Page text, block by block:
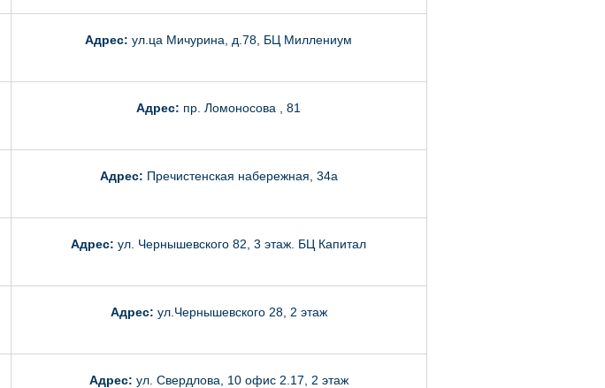
Адрес: ул.ца Мичурина, д.78, БЦ Миллениум
Адрес: пр. Ломоносова , 81
Адрес: Пречистенская набережная, 34а
Адрес: ул. Чернышевского 82, 3 этаж. БЦ Капитал
Адрес: ул.Чернышевского 28, 2 этаж
Адрес: ул. Свердлова, 10 офис 2.17, 2 этаж